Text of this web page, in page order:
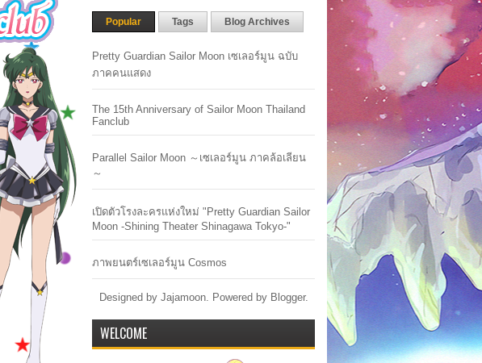
Popular Tags Blog Archives
Pretty Guardian Sailor Moon เซเลอร์มูน ฉบับ
ภาคคนแสดง
The 15th Anniversary of Sailor Moon Thailand
Fanclub
Parallel Sailor Moon ～เซเลอร์มูน ภาคล้อเลียน
～
เปิดตัวโรงละครแห่งใหม่ "Pretty Guardian Sailor
Moon -Shining Theater Shinagawa Tokyo-"
ภาพยนตร์เซเลอร์มูน Cosmos
Designed by Jajamoon. Powered by Blogger.
WELCOME